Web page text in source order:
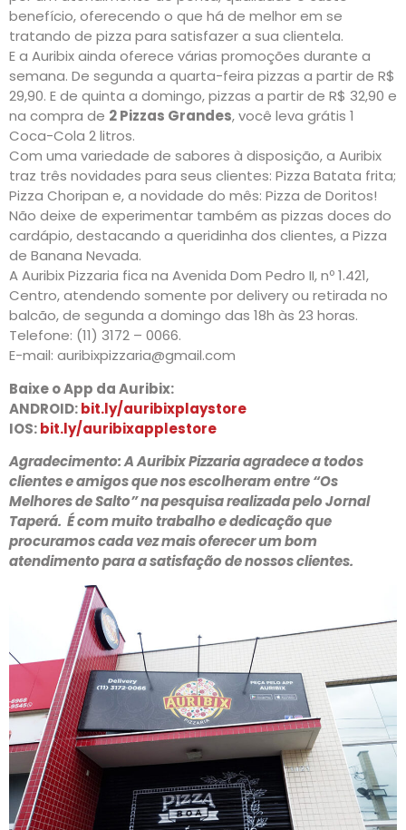
benefício, oferecendo o que há de melhor em se
tratando de pizza para satisfazer a sua clientela.
E a Auribix ainda oferece várias promoções durante a
semana. De segunda a quarta-feira pizzas a partir de R$
29,90. E de quinta a domingo, pizzas a partir de R$ 32,90 e
na compra de 2 Pizzas Grandes, você leva grátis 1
Coca-Cola 2 litros.
Com uma variedade de sabores à disposição, a Auribix
traz três novidades para seus clientes: Pizza Batata frita;
Pizza Choripan e, a novidade do mês: Pizza de Doritos!
Não deixe de experimentar também as pizzas doces do
cardápio, destacando a queridinha dos clientes, a Pizza
de Banana Nevada.
A Auribix Pizzaria fica na Avenida Dom Pedro II, nº 1.421,
Centro, atendendo somente por delivery ou retirada no
balcão, de segunda a domingo das 18h às 23 horas.
Telefone: (11) 3172 – 0066.
E-mail: auribixpizzaria@gmail.com
Baixe o App da Auribix:
ANDROID:bit.ly/auribixplaystore
IOS:bit.ly/auribixapplestore
­Agradecimento: A Auribix Pizzaria agradece a todos
clientes e amigos que nos escolheram entre “Os
Melhores de Salto” na pesquisa realizada pelo Jornal
Taperá. É com muito trabalho e dedicação que
procuramos cada vez mais oferecer um bom
atendimento para a satisfação de nossos clientes.